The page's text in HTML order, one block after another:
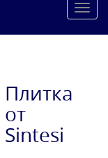
Плитка
от
Sintesi